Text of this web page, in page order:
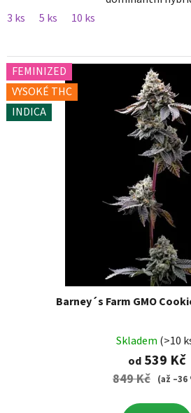
3 ks
5 ks 10 ks
FEMINIZED
VYSOKÉ THC
INDICA
Barney´s Farm GMO
Skladem (>10
od539 Kč
849 Kč (až –36